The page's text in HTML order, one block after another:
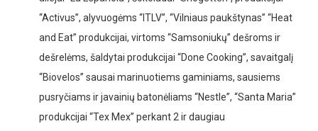
“Activus”, alyvuogėms “ITLV”, “Vilniaus paukštynas” “Heat
and Eat” produkcijai, virtoms “Samsoniukų” dešroms ir
dešrelėms, šaldytai produkcijai “Done Cooking”, savaitgalį
“Biovelos” sausai marinuotiems gaminiams, sausiems
pusryčiams ir javainių batonėliams “Nestle”, “Santa Maria”
produkcijai “Tex Mex” perkant 2 ir daugiau